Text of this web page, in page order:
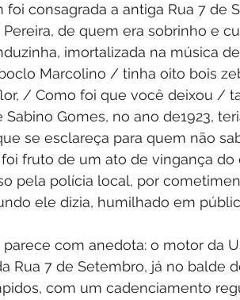
consagrada a antiga Rua 7 de
de quem era sobrinho e
imortalizada na música
Marcolino / tinha oito bois
/ Como foi que você deixou /
Gomes, no ano de1923,
se esclareça para quem não
fruto de um ato de vingança
pela polícia local, por
ele dizia, humilhado em
com anedota: o motor da
Rua 7 de Setembro, já no balde
com um cadenciamento